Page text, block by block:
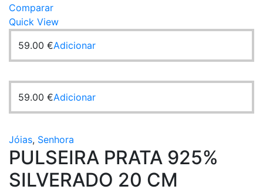
Comparar
Quick View
59.00 €Adicionar
59.00 €Adicionar
Jóias, Senhora
PULSEIRA PRATA 925%
SILVERADO 20 CM